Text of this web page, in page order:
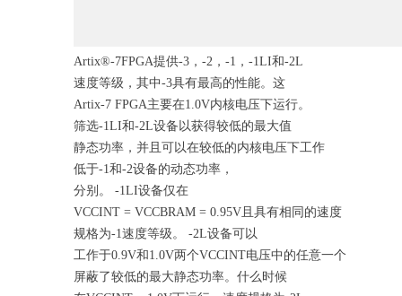
Artix®-7FPGA提供-3，-2，-1，-1LI和-2L
速度等级，其中-3具有最高的性能。这
Artix-7 FPGA主要在1.0V内核电压下运行。
筛选-1LI和-2L设备以获得较低的最大值
静态功率，并且可以在较低的内核电压下工作
低于-1和-2设备的动态功率，
分别。 -1LI设备仅在
VCCINT = VCCBRAM = 0.95V且具有相同的速度
规格为-1速度等级。 -2L设备可以
工作于0.9V和1.0V两个VCCINT电压中的任意一个
屏蔽了较低的最大静态功率。什么时候